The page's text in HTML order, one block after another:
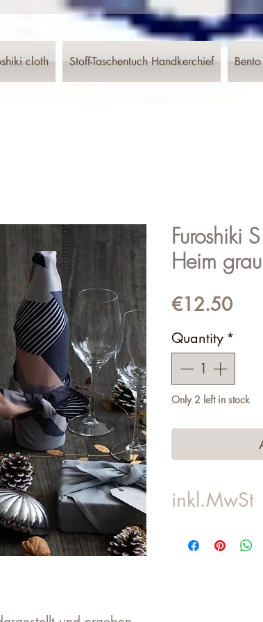
cloth Stoff-Taschentuch Handkerchief
Furoshiki
Heim grau
€12.50Price
Quantity *
Only 2 left in stock
inkl.MwSt